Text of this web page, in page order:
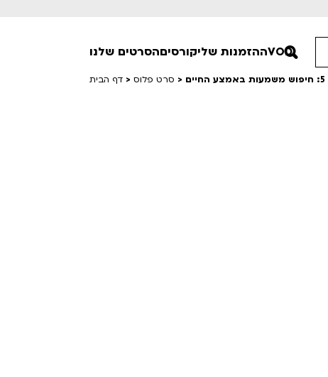
הסרטים שלנוקורסיםההזמנות שליVOD
דף הבית > סרט פלוס >